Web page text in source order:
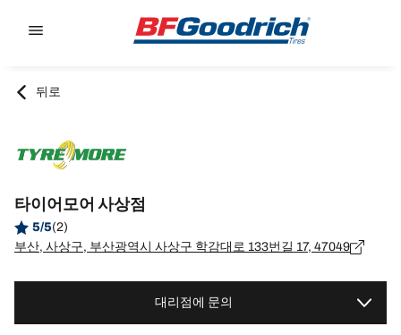
뒤로
타이어모어 사상점
5/5(2)
부산, 사상구, 부산광역시 사상구 학감대로 133번길 17, 47049
대리점에 문의